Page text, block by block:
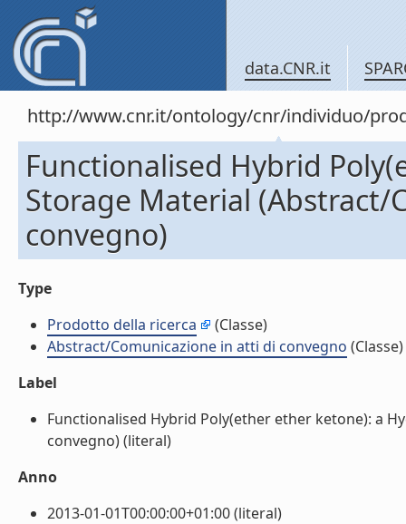
data.CNR.it
http://www.cnr.it/ontology/cnr/individuo/
Functionalised Hybrid
Storage Material
convegno)
Type
Prodotto della ricerca
(Classe)
Abstract/Comunicazione in atti di convegno (Classe)
Label
Functionalised Hybrid Poly(ether ether ketone): a
convegno) (literal)
Anno
2013-01-01T00:00:00+01:00 (literal)